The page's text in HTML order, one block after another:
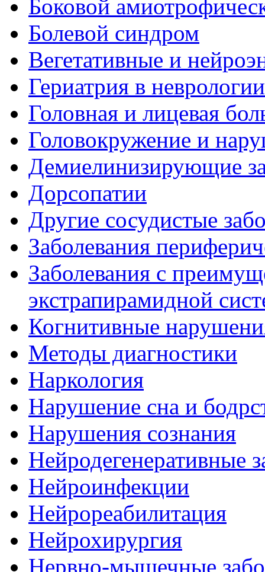
Боковой
Болевой синдром
Вегетативные и
Гериатрия в неврологии
Головная и лицевая
Головокружение и
Демиелинизирующие
Дорсопатии
Другие сосудистые
Заболевания
Заболевания с
экстрапирамидной
Когнитивные
Методы диагностики
Наркология
Нарушение сна и
Нарушения сознания
Нейродегенеративные
Нейроинфекции
Нейрореабилитация
Нейрохирургия
Нервно-мышечные